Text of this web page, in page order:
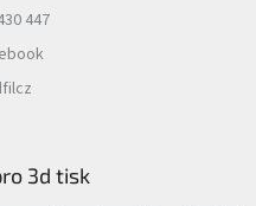
447
3d tisk